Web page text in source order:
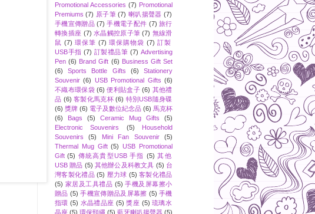
Promotional Accessories (7) Promotional
Premiums (7) 原子筆 (7) 喇叭揚聲器 (7)
手機宣傳贈品 (7) 手機電子配件 (7) 旅行
轉換插座 (7) 水晶觸控原子筆 (7) 無線滑
鼠 (7) 環保筆 (7) 環保購物袋 (7) 訂製
USB手指 (7) 訂製禮品筆 (7) Advertising
Pen (6) Brand Gift (6) Business Gift Set
(6)
Sports Bottle Gifts (6)
Stationery
Souvenir (6) USB Promotional Gifts (6)
不織布環保袋 (6) 便利貼盒子 (6) 其他禮
品 (6) 客製化馬克杯 (6) 特別USB隨身碟
(6) 獎牌 (6) 電子及數位紀念品 (6) 馬克杯
(6)
Bags (5) Ceramic Mug Gifts
(5)
Electronic Souvenirs
(5)
Household
Souvenirs
(5) Mini Fan Souvenir
(5)
Thermal Mug Gift (5)
USB Promotional
Gift (5) 傳統高貴型USB 手指 (5) 其他
USB 贈品 (5) 其他辦公及科教文具 (5) 台
灣客製化禮品 (5) 壓力球 (5) 客製化禮品
(5) 家居及工具禮品 (5) 手機及屏幕擦小
贈品 (5) 手機宣傳贈品及屏幕擦 (5) 手機
指環 (5) 水晶禮品座 (5) 獎座 (5) 琉璃水
晶座 (5) 環保頸繩 (5) 藍牙喇叭揚聲器 (5)